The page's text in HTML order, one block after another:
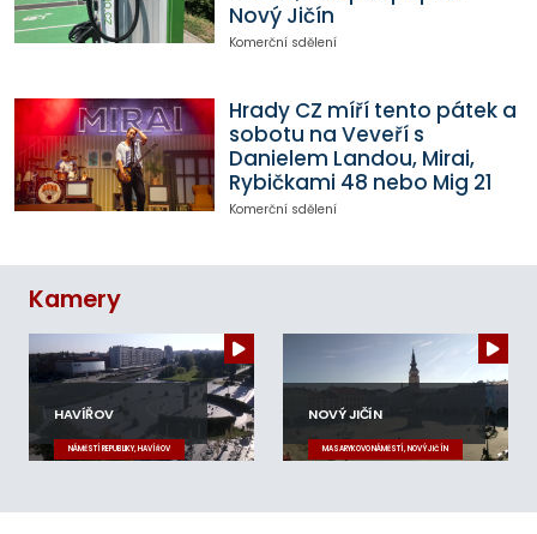
Nový Jičín
Komerční sdělení
Hrady CZ míří tento pátek a
sobotu na Veveří s
Danielem Landou, Mirai,
Rybičkami 48 nebo Mig 21
Komerční sdělení
Kamery
HAVÍŘOV
NÁMĚSTÍ REPUBLIKY, HAVÍŘOV
NOVÝ JIČÍN
MASARYKOVO NÁMĚSTÍ, NOVÝ JIČÍN